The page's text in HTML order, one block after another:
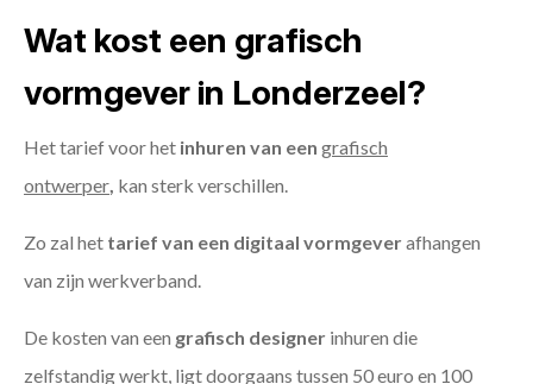
Wat kost een grafisch
vormgever in Londerzeel?
Het tarief voor het inhuren van een grafisch
ontwerper kan sterk verschillen.
Zo zal het tarief van een digitaal vormgeverafhangen
van zijn werkverband.
De kosten van een grafisch designer inhuren die
zelfstandig werkt, ligt doorgaans tussen 50 euro en 100